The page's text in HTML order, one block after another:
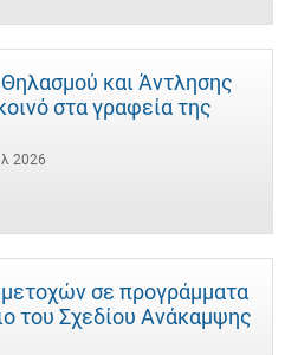
και Άντλησης
στα γραφεία της
2026
σε προγράμματα
του Σχεδίου Ανάκαμψης